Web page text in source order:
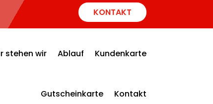
KONTAKT
stehen wir Ablauf Kundenkarte
Gutscheinkarte Kontakt